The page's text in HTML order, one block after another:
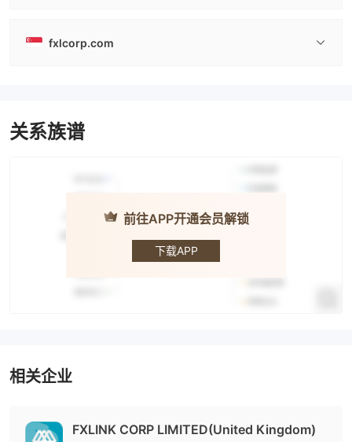
fxlcorp.com
关系族谱
前往APP开通会员解锁
下载APP
相关企业
FXLINK CORP LIMITED(United Kingdom)